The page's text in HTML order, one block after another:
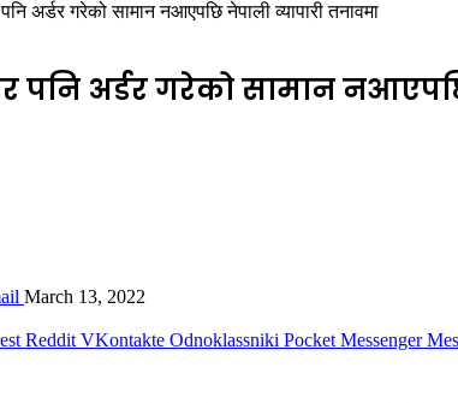
अर्डर गरेको सामान नआएपछि नेपाली व्यापारी तनावमा
पनि अर्डर गरेको सामान
March 13, 2022
Reddit VKontakte Odnoklassniki Pocket Messenger